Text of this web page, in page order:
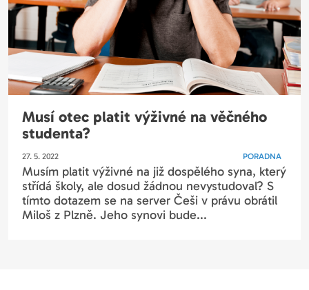
Musí otec platit výživné na věčného
studenta?
27. 5. 2022 PORADNA
Musím platit výživné na již dospělého syna, který
střídá školy, ale dosud žádnou nevystudoval? S
tímto dotazem se na server Češi v právu obrátil
Miloš z Plzně. Jeho synovi bude...